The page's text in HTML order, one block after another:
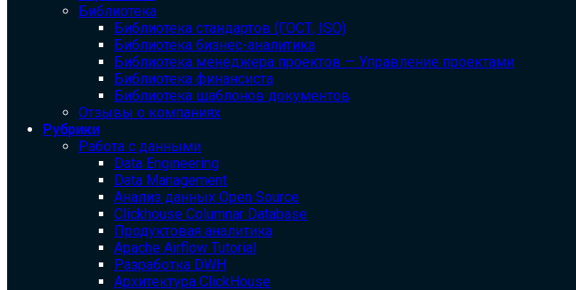
Библиотека
Библиотека cтандартов (ГОСТ, ISO)
Библиотека бизнес-аналитика
Библиотека менеджера проектов — Управление проектами
Библиотека финансиста
Библиотека шаблонов документов
Отзывы о компаниях
Рубрики
Работа с данными
Data Engineering
Data Management
Анализ данных Open Source
Clickhouse Columnar Database
Продуктовая аналитика
Apache Airflow Tutorial
Разработка DWH
Архитектура ClickHouse